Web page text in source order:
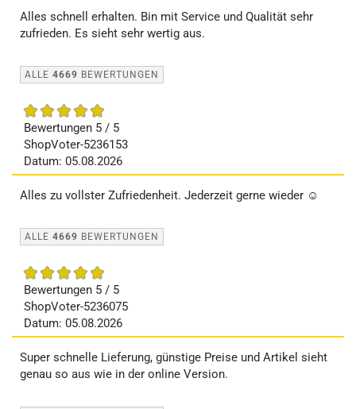
Alles schnell erhalten. Bin mit Service und Qualität sehr
zufrieden. Es sieht sehr wertig aus.
ALLE 4669 BEWERTUNGEN
Bewertungen 5 / 5
ShopVoter-5236153
Datum: 05.08.2026
Alles zu vollster Zufriedenheit. Jederzeit gerne wieder ☺️
ALLE 4669 BEWERTUNGEN
Bewertungen 5 / 5
ShopVoter-5236075
Datum: 05.08.2026
Super schnelle Lieferung, günstige Preise und Artikel sieht
genau so aus wie in der online Version.